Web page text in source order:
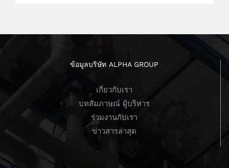
ข้อมูลบริษัท ALPHA GROUP
เกี่ยวกับเรา
บทสัมภาษณ์ ผู้บริหาร
ร่วมงานกับเรา
ข่าวสารล่าสุด